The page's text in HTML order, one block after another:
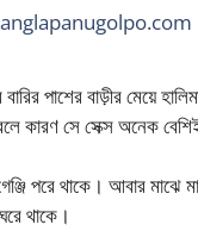
পাশের বাড়ীর মেয়ে
কারণ সে সেক্স অনেক
পরে থাকে। আবার মাঝে
থাকে।